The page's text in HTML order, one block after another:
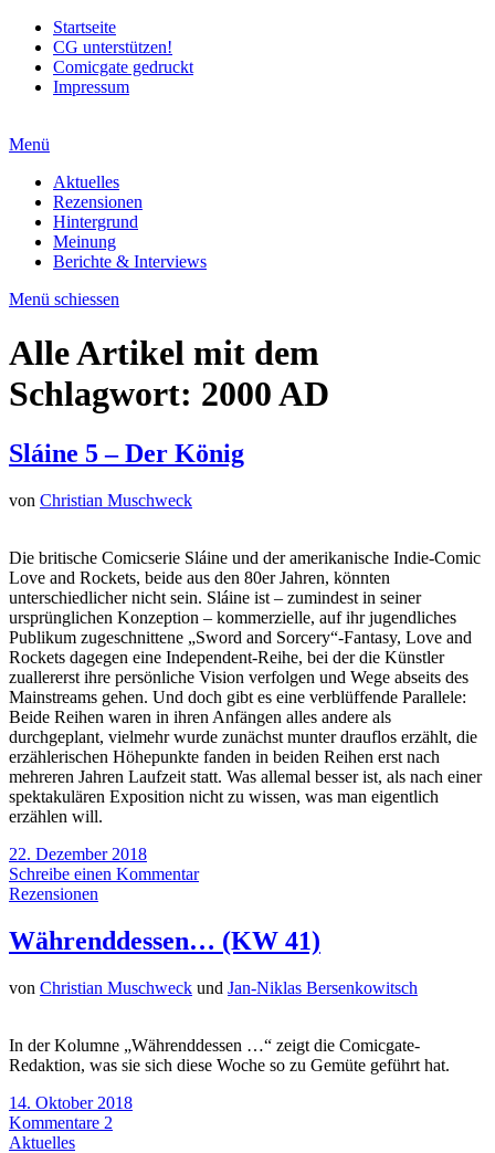
Startseite
CG unterstützen!
Comicgate gedruckt
Impressum
Menü
Aktuelles
Rezensionen
Hintergrund
Meinung
Berichte & Interviews
Menü schiessen
Alle Artikel mit dem
Schlagwort: 2000 AD
Sláine 5 – Der König
von Christian Muschweck
Die britische Comicserie Sláine und der amerikanische Indie-Comic
Love and Rockets, beide aus den 80er Jahren, könnten
unterschiedlicher nicht sein. Sláine ist – zumindest in seiner
ursprünglichen Konzeption – kommerzielle, auf ihr jugendliches
Publikum zugeschnittene „Sword and Sorcery“-Fantasy, Love and
Rockets dagegen eine Independent-Reihe, bei der die Künstler
zuallererst ihre persönliche Vision verfolgen und Wege abseits des
Mainstreams gehen. Und doch gibt es eine verblüffende Parallele:
Beide Reihen waren in ihren Anfängen alles andere als
durchgeplant, vielmehr wurde zunächst munter drauflos erzählt, die
erzählerischen Höhepunkte fanden in beiden Reihen erst nach
mehreren Jahren Laufzeit statt. Was allemal besser ist, als nach einer
spektakulären Exposition nicht zu wissen, was man eigentlich
erzählen will.
22. Dezember 2018
Schreibe einen Kommentar
Rezensionen
Währenddessen… (KW 41)
von Christian Muschweck und Jan-Niklas Bersenkowitsch
In der Kolumne „Währenddessen …“ zeigt die Comicgate-
Redaktion, was sie sich diese Woche so zu Gemüte geführt hat.
14. Oktober 2018
Kommentare 2
Aktuelles